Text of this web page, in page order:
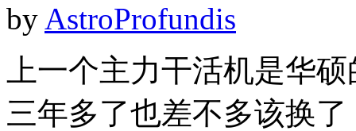
by AstroProfundis
上一个主力干活机是华
三年多了也差不多该换